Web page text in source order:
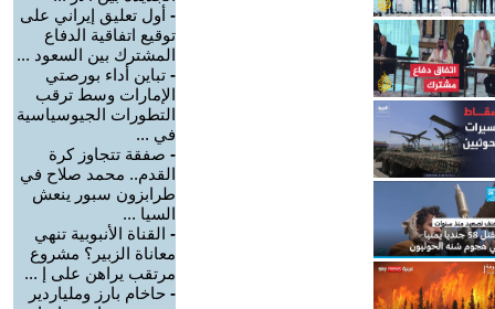
- أول تعليق إيراني على
توقيع اتفاقية الدفاع
المشترك بين السعود ...
- تباين أداء بورصتي
الإمارات وسط ترقب
التطورات الجيوسياسية
في ...
- صفقة تتجاوز كرة
القدم.. محمد صلاح في
طرابزون سبور ينعش
السيا ...
- القناة الأنبوبية تنهي
معاناة الزبير؟ مشروع
مرتقب يراهن على إ ...
- حاخام بارز وملياردير